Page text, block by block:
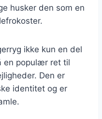
husker den som en
ikke kun en del
en populær ret til
Den er
identitet og er